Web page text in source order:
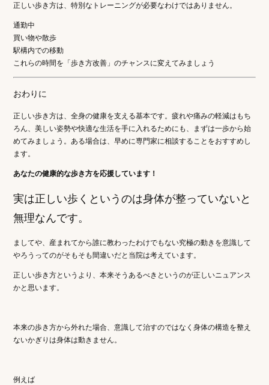
正しい歩き方は、特別なトレーニングが必要なわけではありません。
通勤中
買い物や散歩
駅構内での移動
これらの時間を「歩き方改善」のチャンスに変えてみましょう
おわりに
正しい歩き方は、全身の健康を支える基本です。疲れや痛みの軽減はもち
ろん、美しい姿勢や快適な生活を手に入れるためにも、まずは一歩から始
めてみましょう。ある場合は、早めに専門家に相談することをおすすめし
ます。
あなたの健康的な歩き方を応援しています！
実は正しい歩くというのは身体が整っていないと
無理なんです。
ましてや、産まれてから誰に教わったわけでもない究極の動きを意識して
やろうってのがそもそも間違いだと当院は考えています。
正しい歩き方というより、本来そうあるべきというのが正しいニュアンス
かと思います。
本来の歩き方から外れた場合、意識して治すのではなく身体の構造を整え
ないかぎりは身体は動きません。
例えば